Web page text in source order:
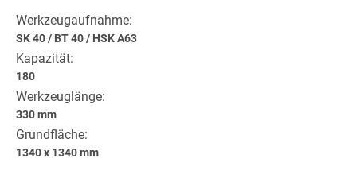
Werkzeugaufnahme:
SK 40/ BT 40/ HSK A63
Kapazität:
180
Werkzeuglänge:
330 mm
Grundfläche:
1340 x 1340 mm